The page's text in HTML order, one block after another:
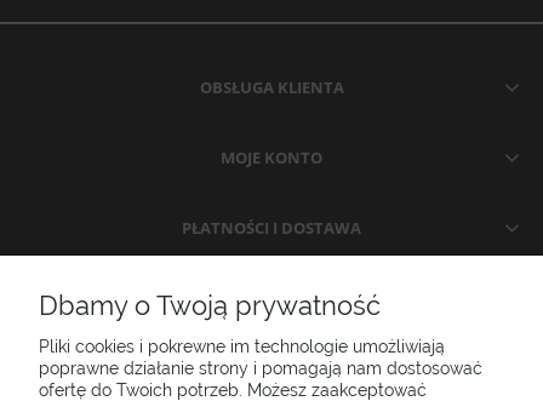
OBSŁUGA KLIENTA
MOJE KONTO
PŁATNOŚCI I DOSTAWA
INFORMACJE
O NAS
Dbamy o Twoją prywatność
Pliki cookies i pokrewne im technologie umożliwiają
poprawne działanie strony i pomagają nam dostosować
ofertę do Twoich potrzeb. Możesz zaakceptować